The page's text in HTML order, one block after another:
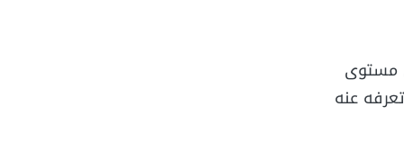
مستوى
أن تعرفه عنه